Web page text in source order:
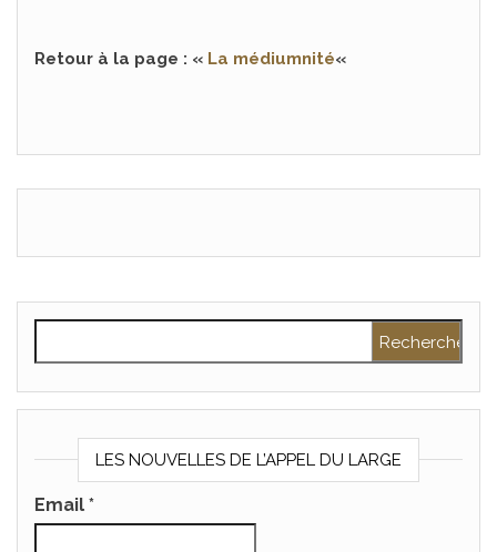
Retour à la page : « La médiumnité«
LES NOUVELLES DE L’APPEL DU LARGE
Email *